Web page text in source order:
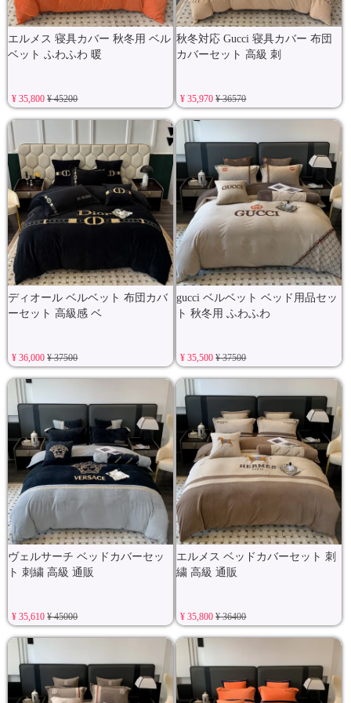
エルメス 寝具カバー 秋冬用 ベル
ベット ふわふわ 暖
¥ 35,800¥ 45200
秋冬対応 Gucci 寝具カバー 布団
カバーセット 高級 刺
¥ 35,970¥ 36570
ディオール ベルベット 布団カバ
ーセット 高級感 ベ
¥ 36,000¥ 37500
gucci ベルベット ベッド用品セッ
ト 秋冬用 ふわふわ
¥ 35,500¥ 37500
ヴェルサーチ ベッドカバーセッ
ト 刺繍 高級 通販
¥ 35,610¥ 45000
エルメス ベッドカバーセット 刺
繍 高級 通販
¥ 35,800¥ 36400